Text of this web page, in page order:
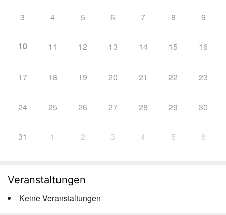
3 4 5 6 7 8 9
10 11 12 13 14 15 16
17 18 19 20 21 22 23
24 25 26 27 28 29 30
31 1 2 3 4 5 6
Veranstaltungen
Keine Veranstaltungen